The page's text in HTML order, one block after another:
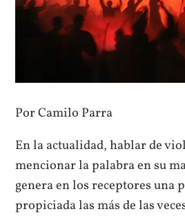
Por Camilo Parra
En la actualidad, hablar de
mencionar la palabra en su
genera en los receptores una
propiciada las más de las